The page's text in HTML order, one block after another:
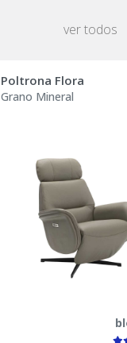
ver todos
Poltrona Flora
Grano Mineral